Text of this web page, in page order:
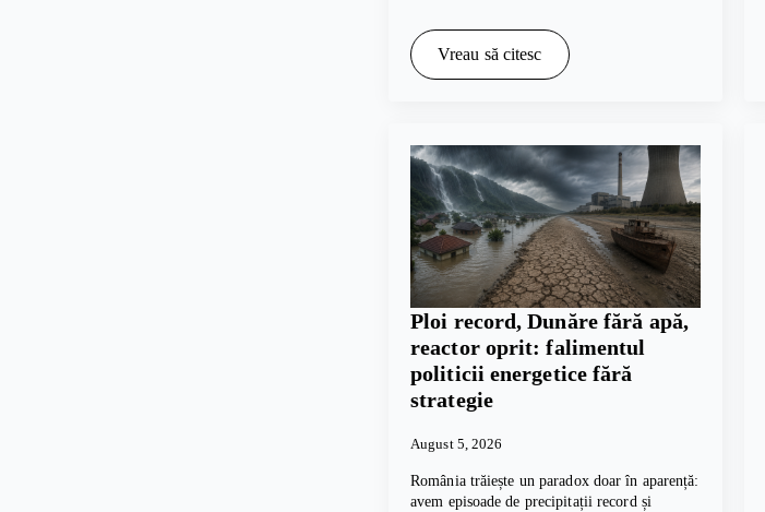
Vreau să citesc
Ploi record, Dunăre fără apă,
reactor oprit: falimentul
politicii energetice fără
strategie
August 5, 2026
România trăiește un paradox doar în aparență:
avem episoade de precipitații record și